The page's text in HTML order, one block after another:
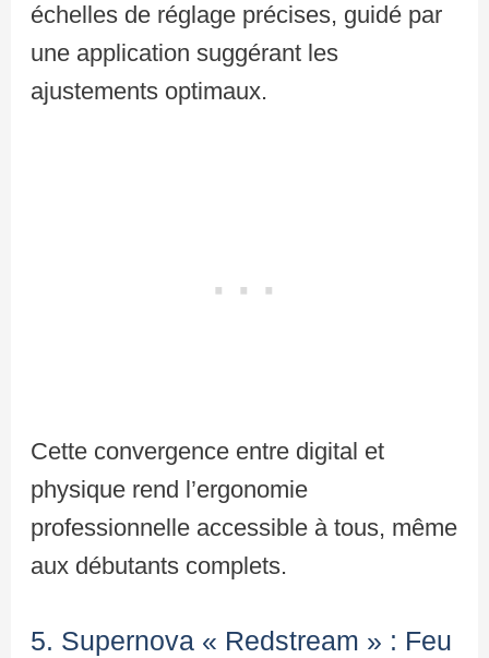
échelles de réglage précises, guidé par
une application suggérant les
ajustements optimaux.
Cette convergence entre digital et
physique rend l’ergonomie
professionnelle accessible à tous, même
aux débutants complets.
5. Supernova « Redstream » : Feu